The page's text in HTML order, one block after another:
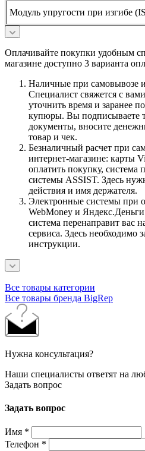
Модуль упругости при изгибе
Оплачивайте покупки удобным
магазине доступно 3 варианта
Наличные при самовывозе
Специалист свяжется с
уточнить время и заранее
купюры. Вы подписываете
документы, вносите
товар и чек.
Безналичный расчет при
интернет-магазине: карты
оплатить покупку, система
системы ASSIST. Здесь
действия и имя держателя.
Электронные системы при
WebMoney и
система перенаправит вас
сервиса. Здесь необходимо
инструкции.
Все товары категории
Все товары бренда BigRep
Нужна консультация?
Наши специалисты ответят на
Задать вопрос
Задать вопрос
Имя *
Телефон *